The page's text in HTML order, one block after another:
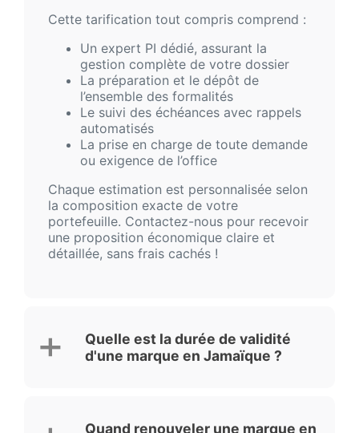
Cette tarification tout compris comprend :
Un expert PI dédié, assurant la
gestion complète de votre dossier
La préparation et le dépôt de
l’ensemble des formalités
Le suivi des échéances avec rappels
automatisés
La prise en charge de toute demande
ou exigence de l’office
Chaque estimation est personnalisée selon
la composition exacte de votre
portefeuille. Contactez-nous pour recevoir
une proposition économique claire et
détaillée, sans frais cachés !
Quelle est la durée de validité
d'une marque en Jamaïque ?
Quand renouveler une marque en